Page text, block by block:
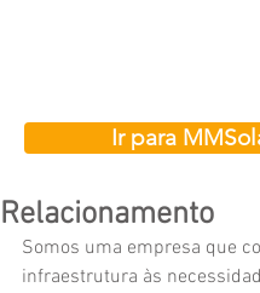
Ir para
Relacionamento
Somos uma empresa que
infraestrutura às